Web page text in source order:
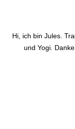
Hi, ich bin Jules.
und Yogi.